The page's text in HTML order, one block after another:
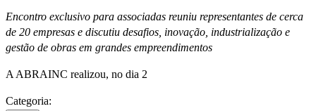
Encontro exclusivo para associadas reuniu representantes de cerca
de 20 empresas e discutiu desafios, inovação, industrialização e
gestão de obras em grandes empreendimentos
A ABRAINC realizou, no dia 2
Categoria: